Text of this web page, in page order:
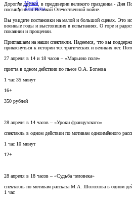
Музей
Контакты
Дорогие друзья, в преддверии великого праздника - Дня
посвящённых Великой Отечественной войне.
Вы увидите постановки на малой и большой сценах. Это
военные годы и выстоявших в испытаниях. О горе и
покаянии и прощении.
Приглашаем на наши спектакли. Надеемся, что вы
прикоснуться к истории тех трагических и великих лет.
27 апреля в 14 и 18 часов – «Марьино поле»
притча в одном действии по пьесе О.А. Богаева
1 час 35 минут
16+
350 рублей
28 апреля в 14 часов – «Уроки французского»
спектакль в одном действии по мотивам одноимённого
1 час 10 минут
12+
28 апреля в 18 часов – «Судьба человека»
спектакль по мотивам рассказа М.А. Шолохова в одном
1 час